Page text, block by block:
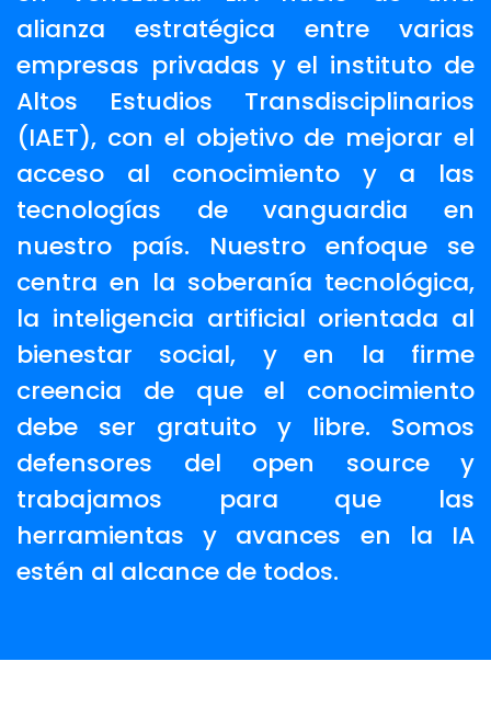
alianza estratégica entre varias
empresas privadas y el instituto de
Altos Estudios Transdisciplinarios
(IAET), con el objetivo de mejorar el
acceso al conocimiento y a las
tecnologías de vanguardia en
nuestro país. Nuestro enfoque se
centra en la soberanía tecnológica,
la inteligencia artificial orientada al
bienestar social, y en la firme
creencia de que el conocimiento
debe ser gratuito y libre. Somos
defensores del open source y
trabajamos para que las
herramientas y avances en la IA
estén al alcance de todos.